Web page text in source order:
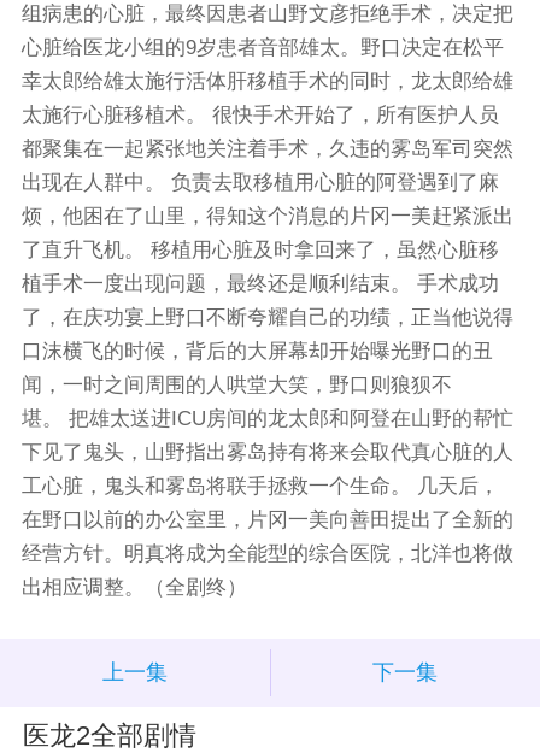
组病患的心脏，最终因患者山野文彦拒绝手术，决定把
心脏给医龙小组的9岁患者音部雄太。野口决定在松平
幸太郎给雄太施行活体肝移植手术的同时，龙太郎给雄
太施行心脏移植术。 很快手术开始了，所有医护人员
都聚集在一起紧张地关注着手术，久违的雾岛军司突然
出现在人群中。 负责去取移植用心脏的阿登遇到了麻
烦，他困在了山里，得知这个消息的片冈一美赶紧派出
了直升飞机。 移植用心脏及时拿回来了，虽然心脏移
植手术一度出现问题，最终还是顺利结束。 手术成功
了，在庆功宴上野口不断夸耀自己的功绩，正当他说得
口沫横飞的时候，背后的大屏幕却开始曝光野口的丑
闻，一时之间周围的人哄堂大笑，野口则狼狈不
堪。 把雄太送进ICU房间的龙太郎和阿登在山野的帮忙
下见了鬼头，山野指出雾岛持有将来会取代真心脏的人
工心脏，鬼头和雾岛将联手拯救一个生命。 几天后，
在野口以前的办公室里，片冈一美向善田提出了全新的
经营方针。明真将成为全能型的综合医院，北洋也将做
出相应调整。（全剧终）
上一集 下一集
医龙2全部剧情